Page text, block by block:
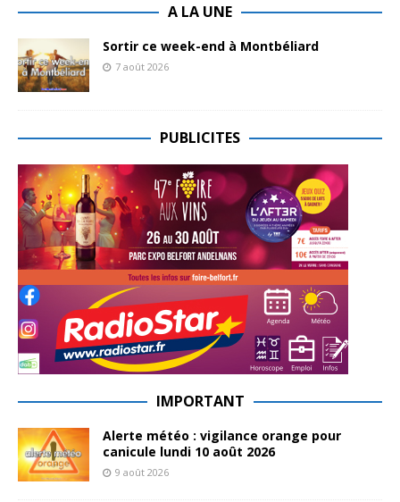
A LA UNE
Sortir ce week-end à Montbéliard
7 août 2026
PUBLICITES
IMPORTANT
Alerte météo : vigilance orange pour
canicule lundi 10 août 2026
9 août 2026